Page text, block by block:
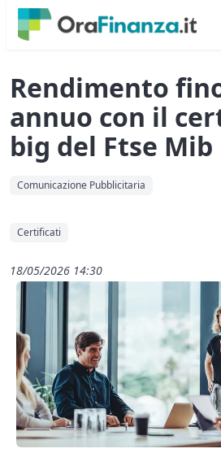
Rendimento
annuo con il
big del Ftse Mib
Comunicazione Pubblicitaria
Certificati
18/05/2026 14:30